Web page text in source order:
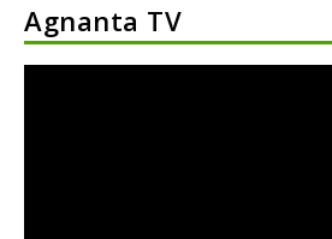
Agnanta TV